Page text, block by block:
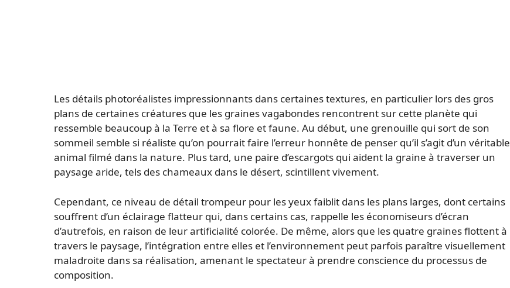
Les détails photoréalistes impressionnants dans certaines textures, en particulier lors des gros
plans de certaines créatures que les graines vagabondes rencontrent sur cette planète qui
ressemble beaucoup à la Terre et à sa flore et faune. Au début, une grenouille qui sort de son
sommeil semble si réaliste qu’on pourrait faire l’erreur honnête de penser qu’il s’agit d’un véritable
animal filmé dans la nature. Plus tard, une paire d’escargots qui aident la graine à traverser un
paysage aride, tels des chameaux dans le désert, scintillent vivement.
Cependant, ce niveau de détail trompeur pour les yeux faiblit dans les plans larges, dont certains
souffrent d’un éclairage flatteur qui, dans certains cas, rappelle les économiseurs d’écran
d’autrefois, en raison de leur artificialité colorée. De même, alors que les quatre graines flottent à
travers le paysage, l’intégration entre elles et l’environnement peut parfois paraître visuellement
maladroite dans sa réalisation, amenant le spectateur à prendre conscience du processus de
composition.